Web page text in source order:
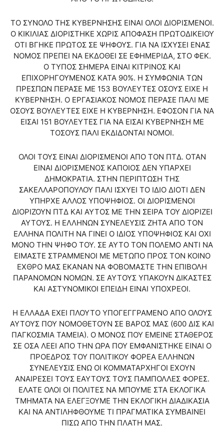
ΤΟ ΣΥΝΟΛΟ ΤΗΣ ΚΥΒΕΡΝΗΣΗΣ ΕΙΝΑΙ ΟΛΟΙ ΔΙΟΡΙΣΜΕΝΟΙ.
Ο ΚΙΚΙΛΙΑΣ ΔΙΟΡΙΣΤΗΚΕ ΧΩΡΙΣ ΑΠΟΦΑΣΗ ΠΡΩΤΟΔΙΚΕΙΟΥ
ΟΤΙ ΒΓΗΚΕ ΠΡΩΤΟΣ ΣΕ ΨΗΦΟΥΣ. ΓΙΑ ΝΑ ΙΣΧΥΣΕΙ ΕΝΑΣ
ΝΟΜΟΣ ΠΡΕΠΕΙ ΝΑ ΕΚΔΟΘΕΙ ΣΕ ΕΦΗΜΕΡΙΔΑ, ΣΤΟ ΦΕΚ.
Ο ΤΥΠΟΣ ΣΗΜΕΡΑ ΕΙΝΑΙ ΚΙΤΡΙΝΟΣ ΚΑΙ
ΕΠΙΧΟΡΗΓΟΥΜΕΝΟΣ ΚΑΤΑ 90%. Η ΣΥΜΦΩΝΙΑ ΤΩΝ
ΠΡΕΣΠΩΝ ΠΕΡΑΣΕ ΜΕ 153 ΒΟΥΛΕΥΤΕΣ ΟΣΟΥΣ ΕΙΧΕ Η
ΚΥΒΕΡΝΗΣΗ. Ο ΕΡΓΑΣΙΑΚΟΣ ΝΟΜΟΣ ΠΕΡΑΣΕ ΠΑΛΙ ΜΕ
ΟΣΟΥΣ ΒΟΥΛΕΥΤΕΣ ΕΙΧΕ Η ΚΥΒΕΡΝΗΣΗ. ΕΦΟΣΟΝ ΓΙΑ ΝΑ
ΕΙΣΑΙ 151 ΒΟΥΛΕΥΤΕΣ ΓΙΑ ΝΑ ΕΙΣΑΙ ΚΥΒΕΡΝΗΣΗ ΜΕ
ΤΟΣΟΥΣ ΠΑΛΙ ΕΚΔΙΔΟΝΤΑΙ ΝΟΜΟΙ.
ΟΛΟΙ ΤΟΥΣ ΕΙΝΑΙ ΔΙΟΡΙΣΜΕΝΟΙ ΑΠΟ ΤΟΝ ΠΤΔ. ΟΤΑΝ
ΕΙΝΑΙ ΔΙΟΡΙΣΜΕΝΟΣ ΚΑΠΟΙΟΣ ΔΕΝ ΥΠΑΡΧΕΙ
ΔΗΜΟΚΡΑΤΙΑ. ΣΤΗΝ ΠΕΡΙΠΤΩΣΗ ΤΗΣ
ΣΑΚΕΛΛΑΡΟΠΟΥΛΟΥ ΠΑΛΙ ΙΣΧΥΕΙ ΤΟ ΙΔΙΟ ΔΙΟΤΙ ΔΕΝ
ΥΠΗΡΧΕ ΑΛΛΟΣ ΥΠΟΨΗΦΙΟΣ. ΟΙ ΔΙΟΡΙΣΜΕΝΟΙ
ΔΙΟΡΙΖΟΥΝ ΠΤΔ ΚΑΙ ΑΥΤΟΣ ΜΕ ΤΗΝ ΣΕΙΡΑ ΤΟΥ ΔΙΟΡΙΖΕΙ
ΑΥΤΟΥΣ. Η ΕΛΛΗΝΩΝ ΣΥΝΕΛΕΥΣΙΣ ΖΗΤΑ ΑΠΟ ΤΟΝ
ΕΛΛΗΝΑ ΠΟΛΙΤΗ ΝΑ ΓΙΝΕΙ Ο ΙΔΙΟΣ ΥΠΟΨΗΦΙΟΣ ΚΑΙ ΟΧΙ
ΜΟΝΟ ΤΗΝ ΨΗΦΟ ΤΟΥ. ΣΕ ΑΥΤΟ ΤΟΝ ΠΟΛΕΜΟ ΑΝΤΙ ΝΑ
ΕΙΜΑΣΤΕ ΣΤΡΑΜΜΕΝΟΙ ΜΕ ΜΕΤΩΠΟ ΠΡΟΣ ΤΟΝ ΚΟΙΝΟ
ΕΧΘΡΟ ΜΑΣ ΕΚΑΝΑΝ ΝΑ ΦΟΒΟΜΑΣΤΕ ΤΗΝ ΕΠΙΒΟΛΗ
ΠΑΡΑΝΟΜΩΝ ΝΟΜΩΝ. ΣΕ ΑΥΤΟΥΣ ΥΠΑΚΟΥΝ ΔΙΚΑΣΤΕΣ
ΚΑΙ ΑΣΤΥΝΟΜΙΚΟΙ ΕΠΕΙΔΗ ΕΙΝΑΙ ΥΠΟΧΡΕΟΙ.
Η ΕΛΛΑΔΑ ΕΧΕΙ ΠΛΟΥΤΟ ΥΠΟΓΕΓΓΡΑΜΕΝΟ ΑΠΟ ΟΛΟΥΣ
ΑΥΤΟΥΣ ΠΟΥ ΝΟΜΟΘΕΤΟΥΝ ΣΕ ΒΑΡΟΣ ΜΑΣ (600 ΔΙΣ ΚΑΙ
ΠΑΓΚΟΣΜΙΑ ΤΑΜΕΙΑ). Ο ΜΟΝΟΣ ΠΟΥ ΕΜΕΙΝΕ ΣΤΑΘΕΡΟΣ
ΣΕ ΟΣΑ ΛΕΕΙ ΑΠΟ ΤΗΝ ΩΡΑ ΠΟΥ ΕΜΦΑΝΙΣΤΗΚΕ ΕΙΝΑΙ Ο
ΠΡΟΕΔΡΟΣ ΤΟΥ ΠΟΛΙΤΙΚΟΥ ΦΟΡΕΑ ΕΛΛΗΝΩΝ
ΣΥΝΕΛΕΥΣΙΣ ΕΝΩ ΟΙ ΚΟΜΜΑΤΑΡΧΗΓΟΙ ΕΧΟΥΝ
ΑΝΑΙΡΕΣΕΙ ΤΟΥΣ ΕΑΥΤΟΥΣ ΤΟΥΣ ΠΑΜΠΟΛΛΕΣ ΦΟΡΕΣ.
ΕΛΑΤΕ ΟΛΟΙ ΟΙ ΠΟΛΙΤΕΣ ΝΑ ΜΠΟΥΜΕ ΣΤΑ ΕΚΛΟΓΙΚΑ
ΤΜΗΜΑΤΑ ΝΑ ΕΛΕΓΞΟΥΜΕ ΤΗΝ ΕΚΛΟΓΙΚΗ ΔΙΑΔΙΚΑΣΙΑ
ΚΑΙ ΝΑ ΑΝΤΙΛΗΦΘΟΥΜΕ ΤΙ ΠΡΑΓΜΑΤΙΚΑ ΣΥΜΒΑΙΝΕΙ
ΠΙΣΩ ΑΠΟ ΤΗΝ ΠΛΑΤΗ ΜΑΣ.